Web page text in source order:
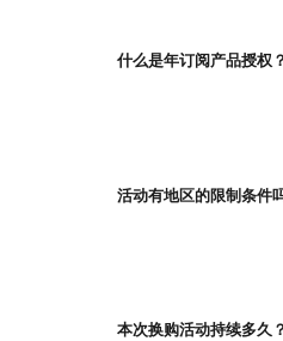
什么是年订阅产品授权？
活动有地区的限制条件
本次换购活动持续多久？